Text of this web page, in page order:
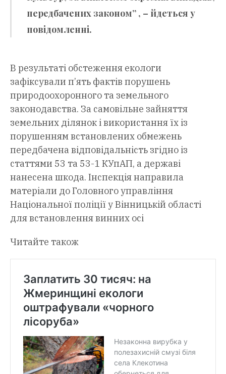
передбачених законом” , – йдеться у
повідомленні.
В результаті обстеження екологи
зафіксували п’ять фактів порушень
природоохоронного та земельного
законодавства. За самовільне зайняття
земельних ділянок і використання їх із
порушенням встановлених обмежень
передбачена відповідальність згідно із
статтями 53 та 53-1 КУпАП, а державі
нанесена шкода. Інспекція направила
матеріали до Головного управління
Національної поліції у Вінницькій області
для встановлення винних осі
Читайте також